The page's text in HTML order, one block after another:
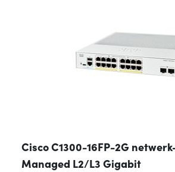
Cisco C1300-16FP-2G
Managed L2/L3 Gigabit